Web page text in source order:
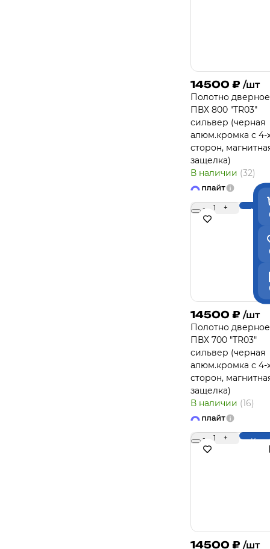
14500 ₽ /шт
Полотно дверное
ПВХ 800 "TR03"
сильвер (черная
алюм.кромка с 4-
сторон,
защелка)
В наличии (32)
- 1 +
14500 ₽ /шт
Полотно дверное
ПВХ 700 "TR03"
сильвер (черная
алюм.кромка с 4-
сторон,
защелка)
В наличии (16)
- 1 +
14500 ₽ /шт